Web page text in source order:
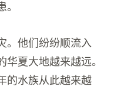
。他们纷纷顺流入
夏大地越来越远。
的水族从此越来越